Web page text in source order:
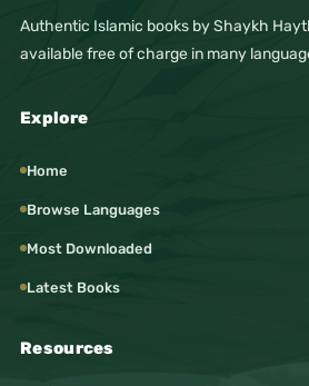
Authentic Islamic books by Shaykh
available free of charge in many
Explore
Home
Browse Languages
Most Downloaded
Latest Books
Resources